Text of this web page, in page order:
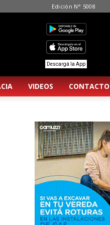
Edición N° 5008
Descargá la App
VIDEOS CONTACTO